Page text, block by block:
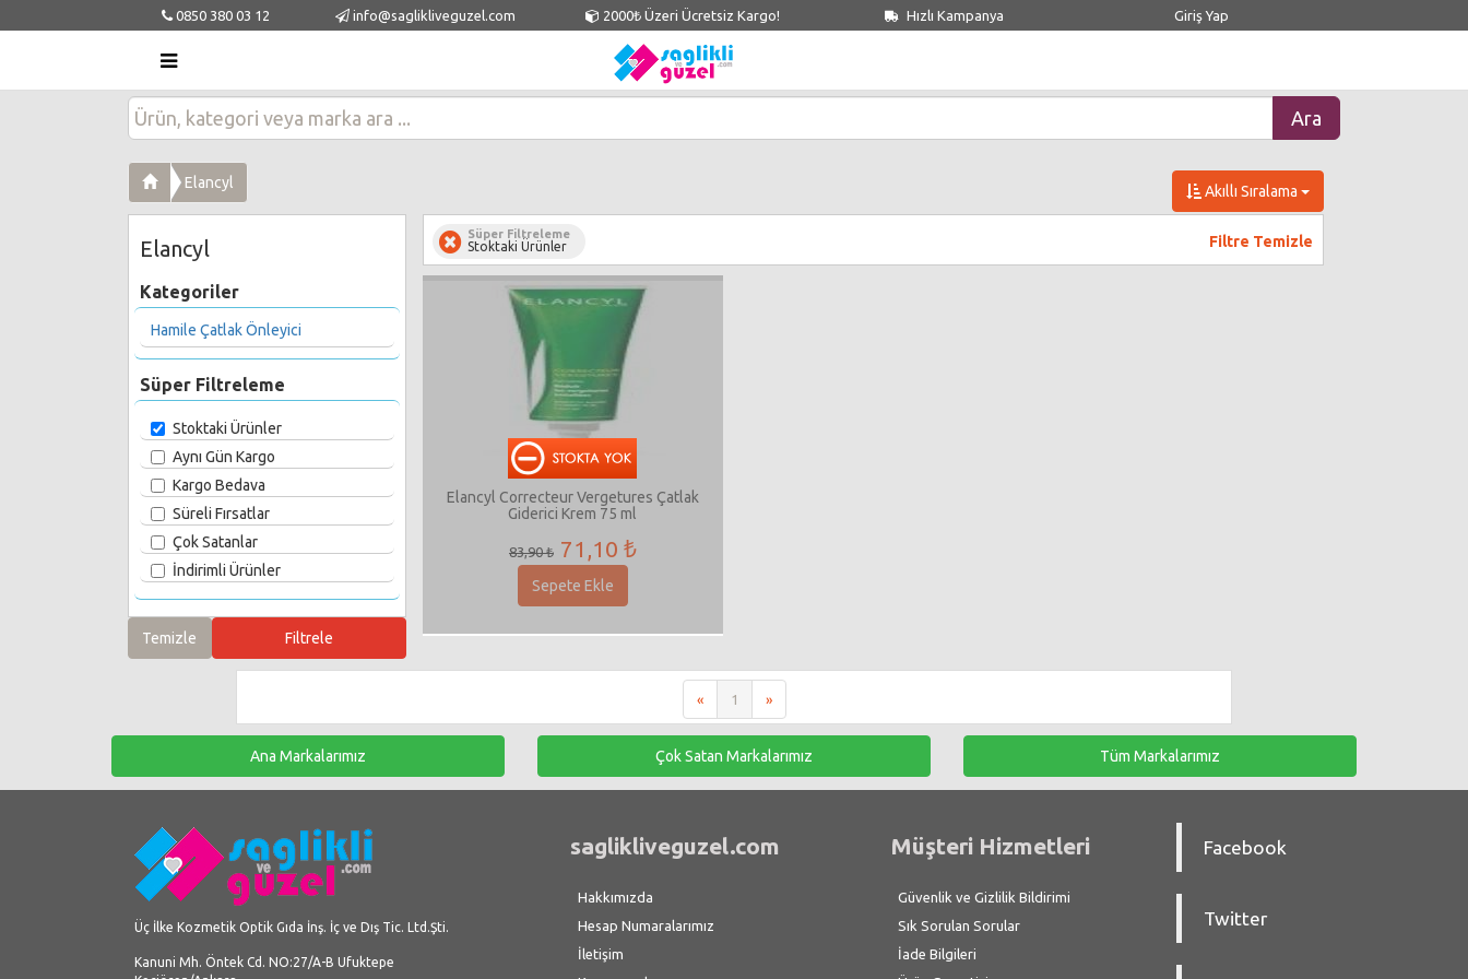
0850 380 03 12 info@saglikliveguzel.com 2000₺ Üzeri Ücretsiz Kargo! Hızlı Kampanya Giriş Yap
Elancyl
Elancyl
Kategoriler
Hamile Çatlak Önleyici
Süper Filtreleme
Stoktaki Ürünler
Aynı Gün Kargo
Kargo Bedava
Süreli Fırsatlar
Çok Satanlar
İndirimli Ürünler
Akıllı Sıralama
Süper Filtreleme
Stoktaki Ürünler Filtre Temizle
Elancyl Correcteur Vergetures Çatlak
Giderici Krem 75 ml
83,90 ₺ 71,10 ₺
Sepete Ekle
« 1 »
Ana Markalarımız Çok Satan Markalarımız Tüm Markalarımız
Üç İlke Kozmetik Optik Gıda İnş. İç ve Dış Tic. Ltd.Şti.
Kanuni Mh. Öntek Cd. NO:27/A-B Ufuktepe
saglikliveguzel.com
Hakkımızda
Hesap Numaralarımız
İletişim
Müşteri Hizmetleri
Güvenlik ve Gizlilik Bildirimi
Sık Sorulan Sorular
İade Bilgileri
Facebook
Twitter